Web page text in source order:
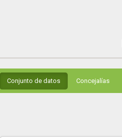
Conjunto de datos Concejalías